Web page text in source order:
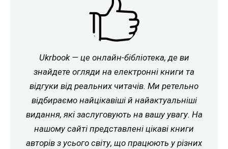
Ukrbook — це онлайн-бібліотека, де ви
знайдете огляди на електронні книги та
відгуки від реальних читачів. Ми ретельно
відбираємо найцікавіші й найактуальніші
видання, які заслуговують на вашу увагу. На
нашому сайті представлені цікаві книги
авторів з усього світу, що працюють у різних